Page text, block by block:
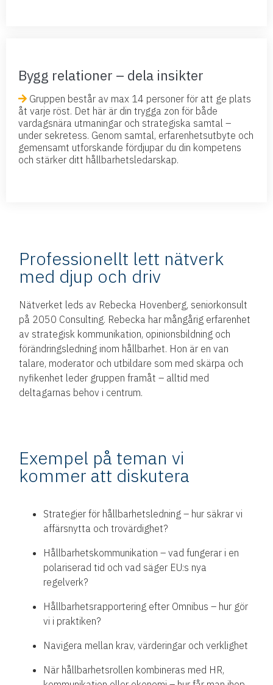
Bygg relationer – dela insikter
Gruppen består av max 14 personer för att ge plats
åt varje röst. Det här är din trygga zon för både
vardagsnära utmaningar och strategiska samtal –
under sekretess. Genom samtal, erfarenhetsutbyte och
gemensamt utforskande fördjupar du din kompetens
och stärker ditt hållbarhetsledarskap.
Professionellt lett nätverk
med djup och driv
Nätverket leds av Rebecka Hovenberg, seniorkonsult
på 2050 Consulting. Rebecka har mångårig erfarenhet
av strategisk kommunikation, opinionsbildning och
förändringsledning inom hållbarhet. Hon är en van
talare, moderator och utbildare som med skärpa och
nyfikenhet leder gruppen framåt – alltid med
deltagarnas behov i centrum.
Exempel på teman vi
kommer att diskutera
Strategier för hållbarhetsledning – hur säkrar vi
affärsnytta och trovärdighet?
Hållbarhetskommunikation – vad fungerar i en
polariserad tid och vad säger EU:s nya
regelverk?
Hållbarhetsrapportering efter Omnibus – hur gör
vi i praktiken?
Navigera mellan krav, värderingar och verklighet
När hållbarhetsrollen kombineras med HR,